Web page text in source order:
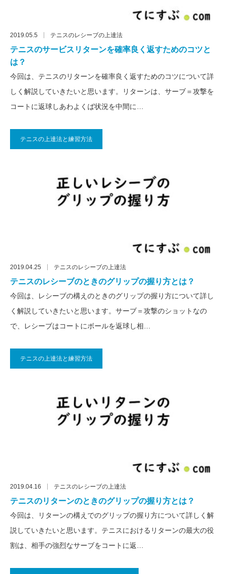
2019.05.5 テニスのレシーブの上達法
テニスのサービスリターンを確率良く返すためのコツと
は？
今回は、テニスのリターンを確率良く返すためのコツについて詳
しく解説していきたいと思います。リターンは、サーブ＝攻撃を
コートに返球しあわよくば状況を中間に…
テニスの上達法と練習方法
2019.04.25 テニスのレシーブの上達法
テニスのレシーブのときのグリップの握り方とは？
今回は、レシーブの構えのときのグリップの握り方について詳し
く解説していきたいと思います。サーブ＝攻撃のショットなの
で、レシーブはコートにボールを返球し相…
テニスの上達法と練習方法
2019.04.16 テニスのレシーブの上達法
テニスのリターンのときのグリップの握り方とは？
今回は、リターンの構えでのグリップの握り方について詳しく解
説していきたいと思います。テニスにおけるリターンの最大の役
割は、相手の強烈なサーブをコートに返…